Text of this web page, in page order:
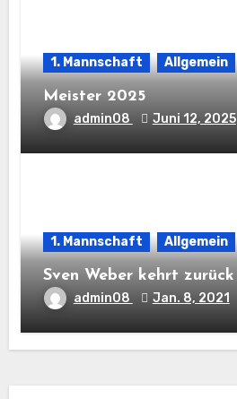
1. Mannschaft Allgemein
Meister 2025
admin08 Juni 12, 2025
1. Mannschaft Allgemein
Sven Weber kehrt zurück
admin08 Jan. 8, 2021